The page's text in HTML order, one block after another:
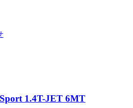
1.4T-JET 6MT